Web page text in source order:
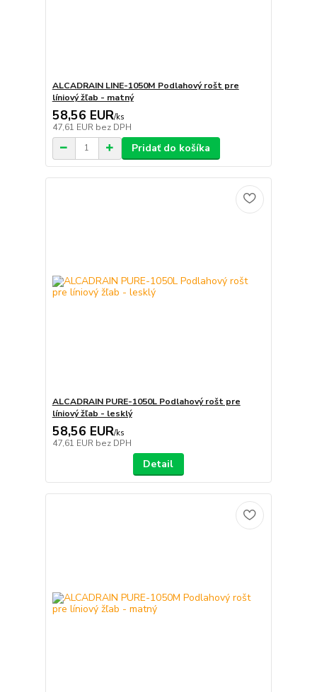
ALCADRAIN LINE-1050M Podlahový rošt pre
líniový žľab - matný
58,56 EUR/ks
47,61 EUR bez DPH
Pridať do košíka
ALCADRAIN PURE-1050L Podlahový rošt pre
líniový žľab - lesklý
58,56 EUR/ks
47,61 EUR bez DPH
Detail